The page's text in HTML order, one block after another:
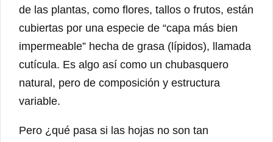
de las plantas, como flores, tallos o frutos, están
cubiertas por una especie de “capa más bien
impermeable” hecha de grasa (lípidos), llamada
cutícula. Es algo así como un chubasquero
natural, pero de composición y estructura
variable.
Pero ¿qué pasa si las hojas no son tan